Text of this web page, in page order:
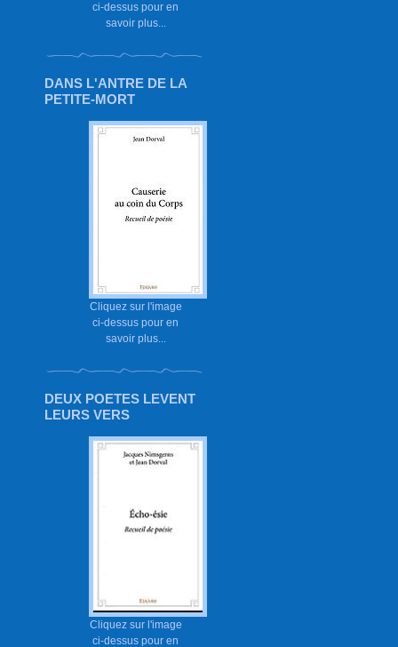
ci-dessus pour en
savoir plus...
DANS L'ANTRE DE LA
PETITE-MORT
Cliquez sur l'image
ci-dessus pour en
savoir plus...
DEUX POETES LEVENT
LEURS VERS
Cliquez sur l'image
ci-dessus pour en